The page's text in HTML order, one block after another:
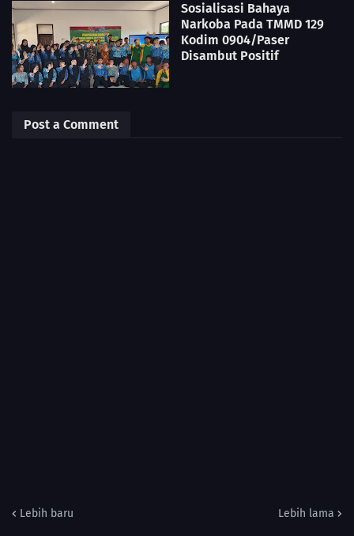
Sosialisasi Bahaya
Narkoba Pada TMMD 129
Kodim 0904/Paser
Disambut Positif
Post a Comment
Lebih baru Lebih lama